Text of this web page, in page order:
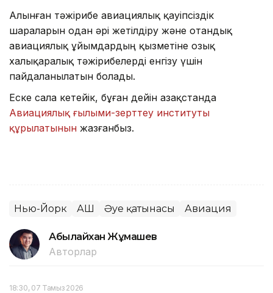
Алынған тәжірибе авиациялық қауіпсіздік
шараларын одан әрі жетілдіру және отандық
авиациялық ұйымдардың қызметіне озық
халықаралық тәжірибелерді енгізу үшін
пайдаланылатын болады.
Еске сала кетейік, бұған дейін Қазақстанда
Авиациялық ғылыми-зерттеу институты
құрылатынын жазғанбыз.
Нью-Йорк АҚШ Әуе қатынасы Авиация
Абылайхан Жұмашев
Авторлар
18:30, 07 Тамыз 2026